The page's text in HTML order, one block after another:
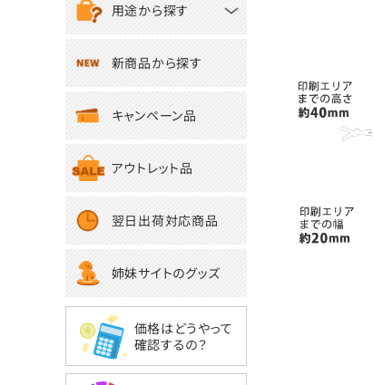
用途から探す
新商品から探す
キャンペーン品
アウトレット品
翌日出荷対応商品
姉妹サイトのグッズ
価格はどうやって
確認するの？